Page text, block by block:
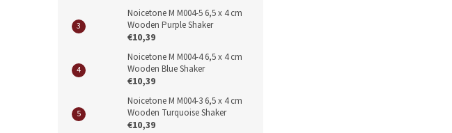
Noicetone M M004-5 6,5 x 4 cm
Wooden Purple Shaker
€10,39
Noicetone M M004-4 6,5 x 4 cm
Wooden Blue Shaker
€10,39
Noicetone M M004-3 6,5 x 4 cm
Wooden Turquoise Shaker
€10,39